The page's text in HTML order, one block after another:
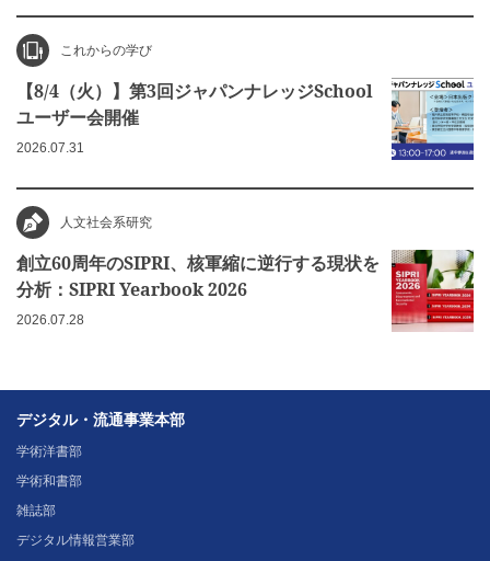
これからの学び
【8/4（火）】第3回ジャパンナレッジSchool
ユーザー会開催
2026.07.31
人文社会系研究
創立60周年のSIPRI、核軍縮に逆行する現状を
分析：SIPRI Yearbook 2026
2026.07.28
デジタル・流通事業本部
学術洋書部
学術和書部
雑誌部
デジタル情報営業部